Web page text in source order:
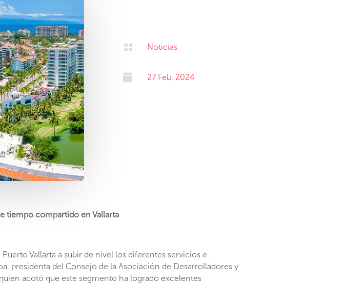
 Noticias
 27 Feb, 2024
tiempo compartido en Vallarta
Vallarta a subir de nivel los diferentes servicios e
presidenta del Consejo de la Asociación de Desarrolladores y
acotó que este segmento ha logrado excelentes